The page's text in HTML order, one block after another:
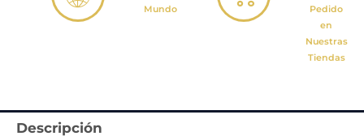
Mundo
Pedido
en
Nuestras
Tiendas
Descripción